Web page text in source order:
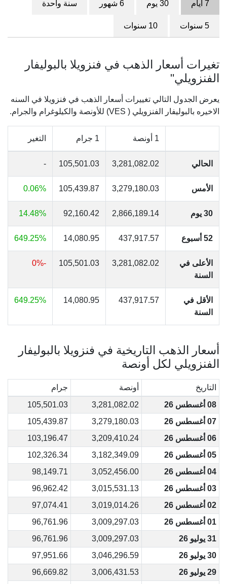
7 أيام 30 يوم 6 شهور سنة واحدة
5 سنوات 10 سنوات
تغيرات أسعار الذهب في فنزويلا بالبوليفار
الفنزويلي"
يعرض الجدول التالي تغييرات أسعار الذهب في فنزويلا في السنه
الاخيره بالبوليفار الفنزويلي ( VES) للأونصة والكيلوغرام والجرام.
1 أونصة 1 جرام التغير
الحالي 3,281,082.02
105,501.03
-
الأمس 3,279,180.03
105,439.87
0.06%
30 يوم 2,866,189.14
92,160.42
14.48%
52 أسبوع 437,917.57
14,080.95
649.25%
الأعلى في
السنة
3,281,082.02
105,501.03
-0%
الأقل في
السنة
437,917.57
14,080.95
649.25%
أسعار الذهب التاريخية في فنزويلا بالبوليفار
الفنزويلي لكل أونصة
التاريخ أونصة
جرام
08 أغسطس 26
3,281,082.02
105,501.03
07 أغسطس 26
3,279,180.03
105,439.87
06 أغسطس 26
3,209,410.24
103,196.47
05 أغسطس 26
3,182,349.09
102,326.34
04 أغسطس 26
3,052,456.00
98,149.71
03 أغسطس 26
3,015,531.13
96,962.42
02 أغسطس 26
3,019,014.26
97,074.41
01 أغسطس 26
3,009,297.03
96,761.96
31 يوليو 26
3,009,297.03
96,761.96
30 يوليو 26
3,046,296.59
97,951.66
29 يوليو 26
3,006,431.53
96,669.82